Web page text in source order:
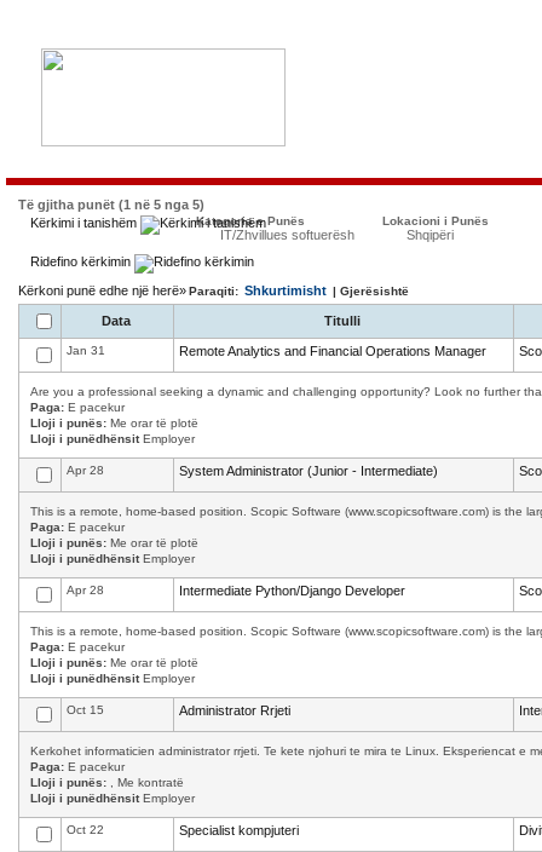
Të gjitha punët (1 në 5 nga 5)
Kërkimi i tanishëm
Kategoria e Punës
IT/Zhvillues softuerësh
Lokacioni i Punës
Shqipëri
Ridefino kërkimin
Kërkoni punë edhe një herë»Paraqiti: Shkurtimisht | Gjerësishtë
Data Titulli
Jan 31 Remote Analytics and Financial Operations Manager
Are you a professional seeking a dynamic and challenging opportunity? Look no further
Paga: E pacekur
Lloji i punës: Me orar të plotë
Lloji i punëdhënsitEmployer
Apr 28 System Administrator (Junior - Intermediate)
This is a remote, home-based position. Scopic Software (www.scopicsoftware.com) is the
Paga: E pacekur
Lloji i punës: Me orar të plotë
Lloji i punëdhënsitEmployer
Apr 28 Intermediate Python/Django Developer
This is a remote, home-based position. Scopic Software (www.scopicsoftware.com) is the
Paga: E pacekur
Lloji i punës: Me orar të plotë
Lloji i punëdhënsitEmployer
Oct 15 Administrator Rrjeti
Kerkohet informaticien administrator rrjeti. Te kete njohuri te mira te Linux. Eksperiencat e
Paga: E pacekur
Lloji i punës: , Me kontratë
Lloji i punëdhënsitEmployer
Oct 22 Specialist kompjuteri